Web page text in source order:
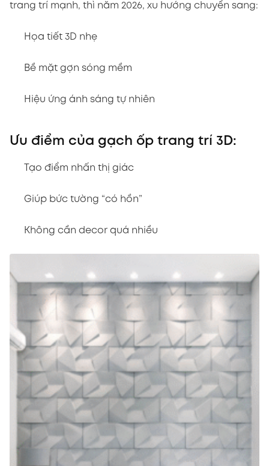
trang trí mạnh, thì năm 2026, xu hướng chuyển sang:
Họa tiết 3D nhẹ
Bề mặt gợn sóng mềm
Hiệu ứng ánh sáng tự nhiên
Ưu điểm của gạch ốp trang trí 3D:
Tạo điểm nhấn thị giác
Giúp bức tường “có hồn”
Không cần decor quá nhiều